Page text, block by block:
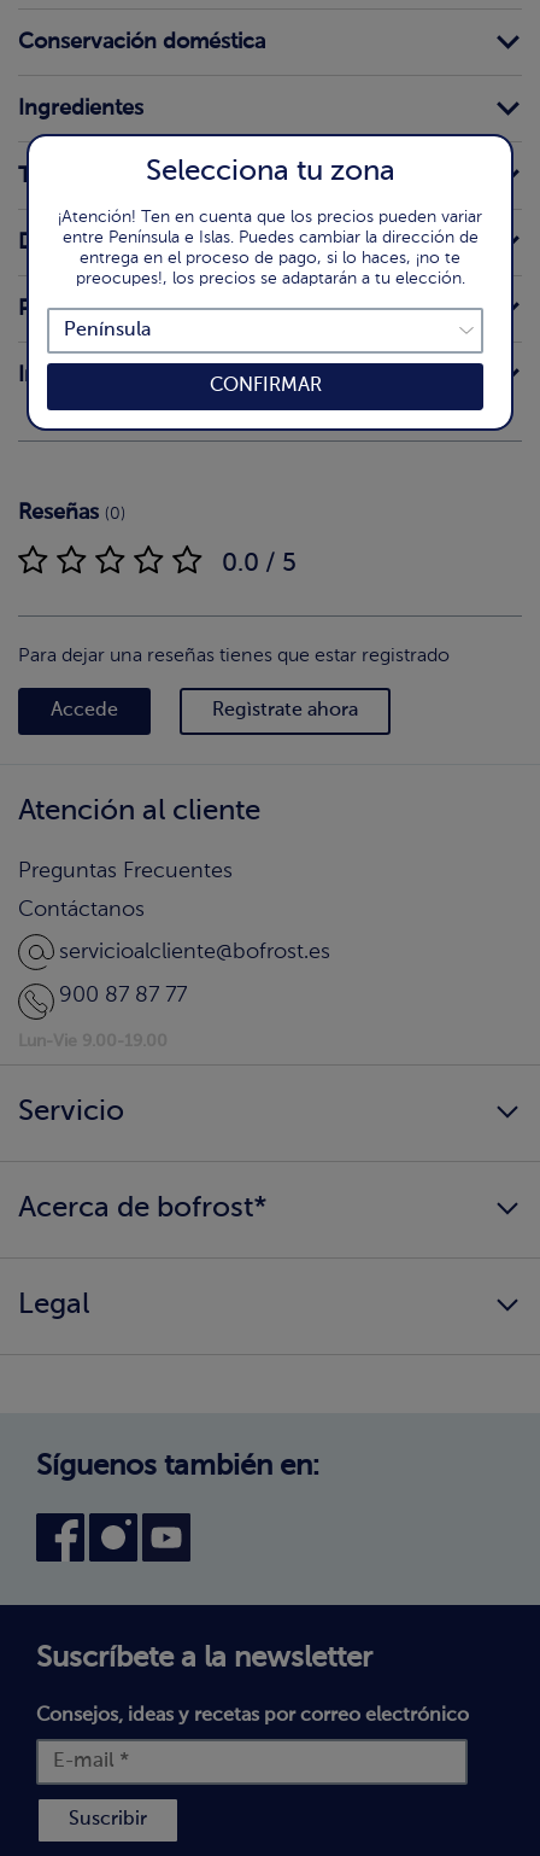
Conservación doméstica
Ingredientes
Trazas
Declaración nutricional
Preparación
Intolerancias
Reseñas (0)
0.0 / 5
Para dejar una reseñas tienes que estar registrado
Accede Regìstrate ahora
Atención al cliente
Preguntas Frecuentes
Contáctanos
servicioalcliente@bofrost.es
900 87 87 77
Servicio
¿Llegamos a tu hogar?
Cambio de zona
Acerca de bofrost*
Nuestros valores
Legal
Declaración de accesibilidad
Política de Cookies
Términos y Condiciones
Síguenos también en:
Suscríbete a la newsletter
Consejos, ideas y recetas por correo electrónico
Suscribir
Selecciona tu zona
¡Atención! Ten en cuenta que los precios pueden variar
entre Península e Islas. Puedes cambiar la dirección de
entrega en el proceso de pago, si lo haces, ¡no te
preocupes!, los precios se adaptarán a tu elección.
CONFIRMAR